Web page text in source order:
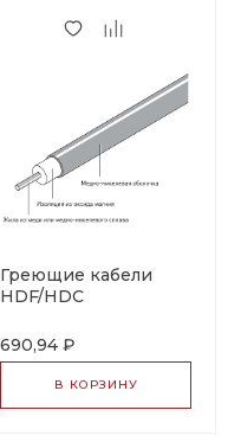
Греющие кабели
HDF/HDC
690,94 ₽
В КОРЗИНУ